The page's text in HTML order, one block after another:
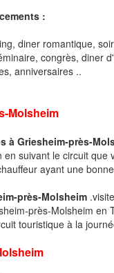
:
diner romantique,
congrès, diner
anniversaires ..
Molsheim
à Griesheim-près-
suivant le circuit
ayant une
près-Molsheim
près-Molsheim en
touristique à la